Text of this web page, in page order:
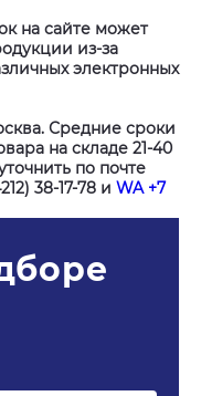
на сайте может
из-за
электронных
Средние сроки
на складе 21-40
по почте
38-17-78 и WA +7